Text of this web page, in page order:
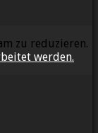
zu reduzieren.
werden.